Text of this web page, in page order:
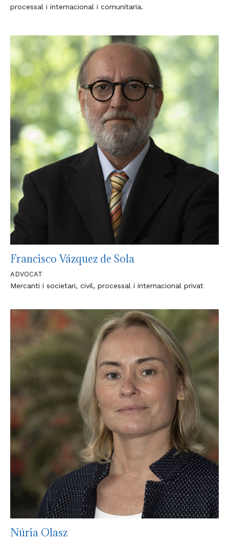
processal i internacional i comunitaria.
Francisco Vázquez de Sola
ADVOCAT
Mercanti i societari, civil, processal i internacional privat
Núria Olasz